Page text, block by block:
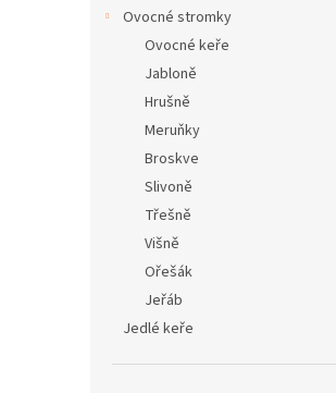
Ovocné stromky
Ovocné keře
Jabloně
Hrušně
Meruňky
Broskve
Slivoně
Třešně
Višně
Ořešák
Jeřáb
Jedlé keře